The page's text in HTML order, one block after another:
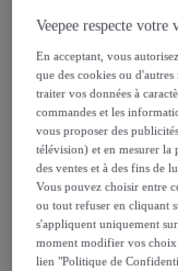
-27%
dontéco-part. : 0,56 €
Reprise possible
voir les conditions.
Vendu par
Veepee respecte votre
En acceptant, vous
que des cookies ou
traiter vos données à
commandes et les
vous proposer des
télévision) et en mesurer la
des ventes et à des fins de
Vous pouvez choisir entre
ou tout refuser en cliquant
s'appliquent uniquement
moment modifier vos choix
lien "Politique de